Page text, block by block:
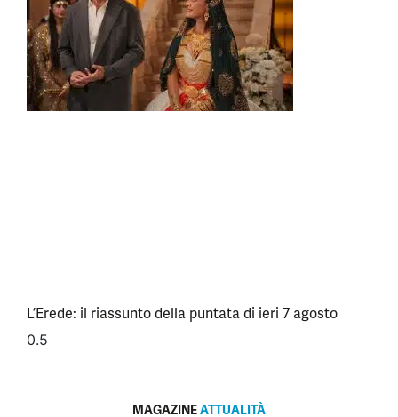
L’Erede: il riassunto della puntata di ieri 7 agosto
MAGAZINEATTUALITÀ